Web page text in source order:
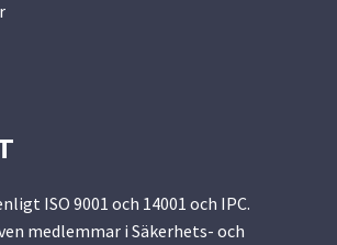
ISO 9001 och 14001 och IPC.
medlemmar i Säkerhets- och